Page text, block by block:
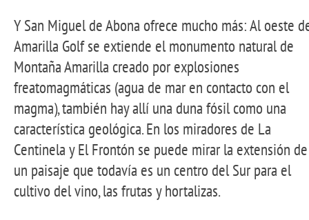
Y San Miguel de Abona ofrece mucho más: Al oeste
Amarilla Golf se extiende el monumento natural de
Montaña Amarilla creado por explosiones
freatomagmáticas (agua de mar en contacto con el
magma), también hay allí una duna fósil como una
característica geológica. En los miradores de La
Centinela y El Frontón se puede mirar la extensión de
un paisaje que todavía es un centro del Sur para el
cultivo del vino, las frutas y hortalizas.